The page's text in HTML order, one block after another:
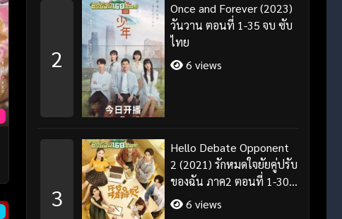
2
Once and Forever (2023)
วันวาน ตอนที่ 1-35 จบ ซับ
ไทย
6 views
3
Hello Debate Opponent
2 (2021) รักหมดใจยัยคู่ปรับ
ของฉัน ภาค2 ตอนที่ 1-30
จบ ซับไทย
6 views